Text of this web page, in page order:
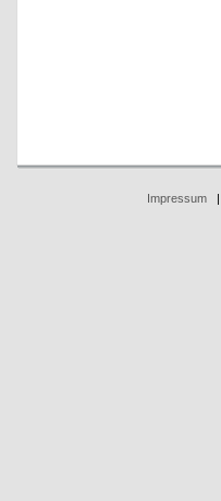
Impressum|